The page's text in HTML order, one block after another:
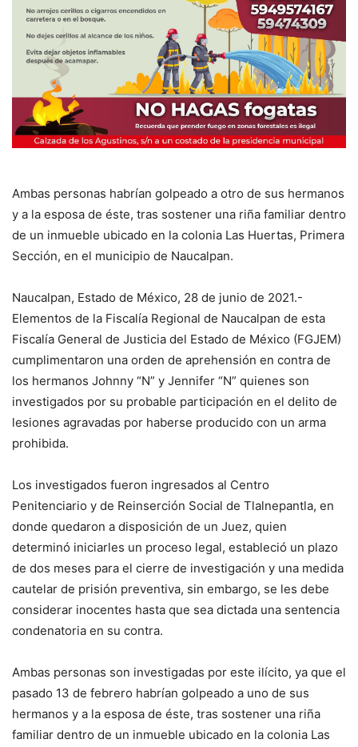
Ambas personas habrían golpeado a otro de sus hermanos
y a la esposa de éste, tras sostener una riña familiar dentro
de un inmueble ubicado en la colonia Las Huertas, Primera
Sección, en el municipio de Naucalpan.
Naucalpan, Estado de México, 28 de junio de 2021.-
Elementos de la Fiscalía Regional de Naucalpan de esta
Fiscalía General de Justicia del Estado de México (FGJEM)
cumplimentaron una orden de aprehensión en contra de
los hermanos Johnny “N” y Jennifer “N” quienes son
investigados por su probable participación en el delito de
lesiones agravadas por haberse producido con un arma
prohibida.
Los investigados fueron ingresados al Centro
Penitenciario y de Reinserción Social de Tlalnepantla, en
donde quedaron a disposición de un Juez, quien
determinó iniciarles un proceso legal, estableció un plazo
de dos meses para el cierre de investigación y una medida
cautelar de prisión preventiva, sin embargo, se les debe
considerar inocentes hasta que sea dictada una sentencia
condenatoria en su contra.
Ambas personas son investigadas por este ilícito, ya que el
pasado 13 de febrero habrían golpeado a uno de sus
hermanos y a la esposa de éste, tras sostener una riña
familiar dentro de un inmueble ubicado en la colonia Las